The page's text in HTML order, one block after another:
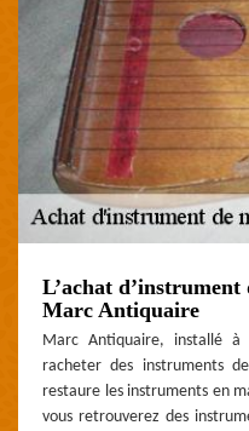
L’achat d’instrument
Marc Antiquaire
Marc Antiquaire, installé à
racheter des instruments
restaure les instruments en
vous retrouverez des